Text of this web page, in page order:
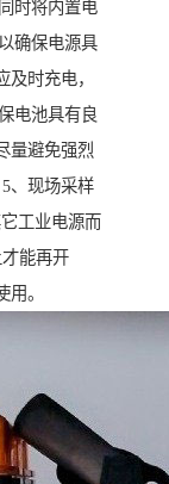
时将内置电
确保电源具
时充电，
电池具有良
量避免强烈
、现场采样
工业电源而
能再开
。